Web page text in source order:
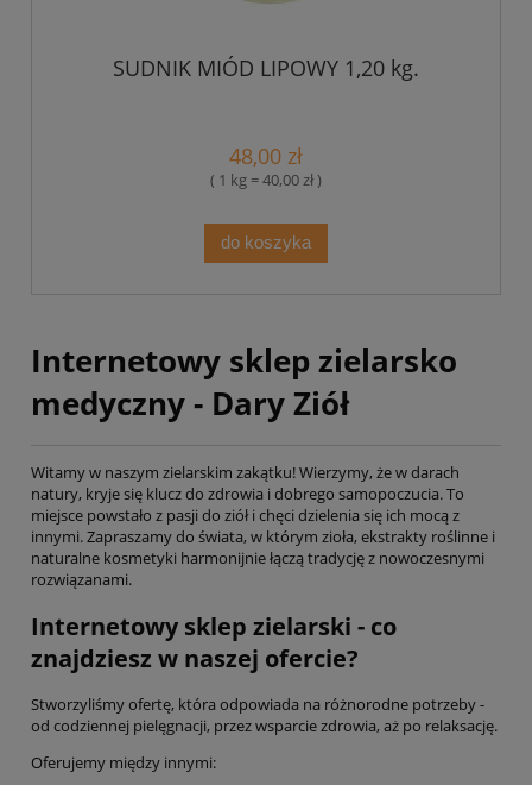
SUDNIK MIÓD LIPOWY 1,20 kg.
48,00 zł
( 1 kg = 40,00 zł )
do koszyka
Internetowy sklep zielarsko
medyczny - Dary Ziół
Witamy w naszym zielarskim zakątku! Wierzymy, że w darach
natury, kryje się klucz do zdrowia i dobrego samopoczucia. To
miejsce powstało z pasji do ziół i chęci dzielenia się ich mocą z
innymi. Zapraszamy do świata, w którym zioła, ekstrakty roślinne i
naturalne kosmetyki harmonijnie łączą tradycję z nowoczesnymi
rozwiązanami.
Internetowy sklep zielarski - co
znajdziesz w naszej ofercie?
Stworzyliśmy ofertę, która odpowiada na różnorodne potrzeby -
od codziennej pielęgnacji, przez wsparcie zdrowia, aż po relaksację.
Oferujemy między innymi: